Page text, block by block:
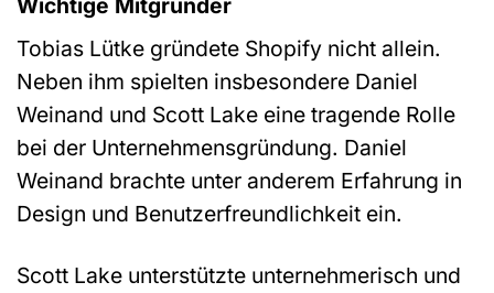
Tobias Lütke gründete Shopify nicht allein.
Neben ihm spielten insbesondere Daniel
Weinand und Scott Lake eine tragende Rolle
bei der Unternehmensgründung. Daniel
Weinand brachte unter anderem Erfahrung in
Design und Benutzerfreundlichkeit ein.
Scott Lake unterstützte unternehmerisch und